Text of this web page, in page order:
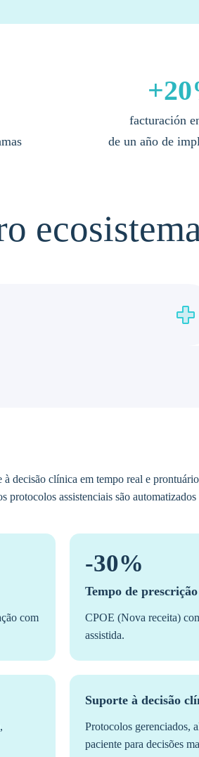
facturación
de un año de
clínica em tempo real e
assistenciais são
com
-30%
Tempo de prescrição
CPOE (Nova receita)
assistida.
Suporte à decisão
Protocolos gerenciados,
paciente para decisões